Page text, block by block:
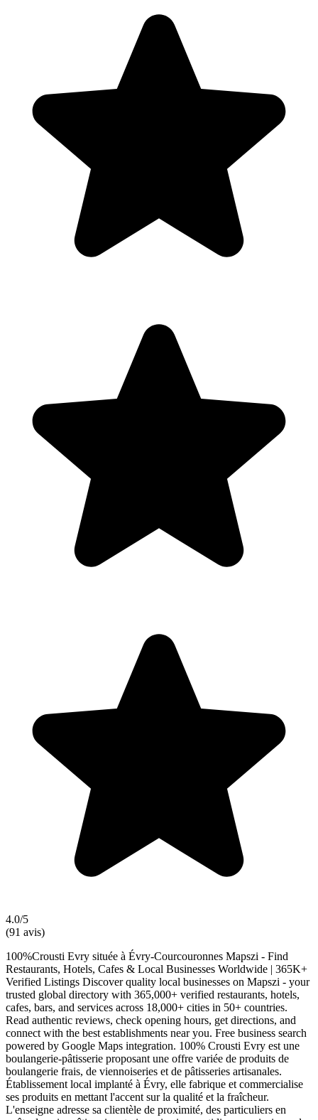
4.0/5
(91 avis)
100%Crousti Evry située à Évry-Courcouronnes Mapszi - Find
Restaurants, Hotels, Cafes & Local Businesses Worldwide | 365K+
Verified Listings Discover quality local businesses on Mapszi - your
trusted global directory with 365,000+ verified restaurants, hotels,
cafes, bars, and services across 18,000+ cities in 50+ countries.
Read authentic reviews, check opening hours, get directions, and
connect with the best establishments near you. Free business search
powered by Google Maps integration. 100% Crousti Evry est une
boulangerie-pâtisserie proposant une offre variée de produits de
boulangerie frais, de viennoiseries et de pâtisseries artisanales.
Établissement local implanté à Évry, elle fabrique et commercialise
ses produits en mettant l'accent sur la qualité et la fraîcheur.
L'enseigne adresse sa clientèle de proximité, des particuliers en